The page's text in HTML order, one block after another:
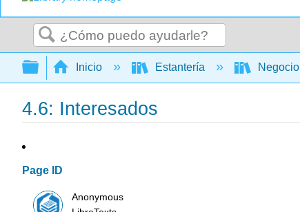
Buscar
Expandir/contraer jerarquía global
Inicio Estantería Negocio
4.6: Interesados
Page ID
Anonymous